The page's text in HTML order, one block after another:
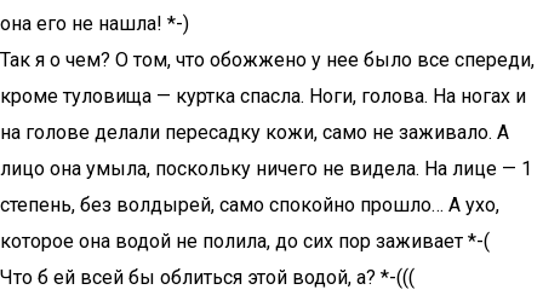
она его не нашла! *-)
Так я о чем? О том, что обожжено у нее было все спереди,
кроме туловища — куртка спасла. Ноги, голова. На ногах и
на голове делали пересадку кожи, само не заживало. А
лицо она умыла, поскольку ничего не видела. На лице — 1
степень, без волдырей, само спокойно прошло… А ухо,
которое она водой не полила, до сих пор заживает *-(
Что б ей всей бы облиться этой водой, а? *-(((